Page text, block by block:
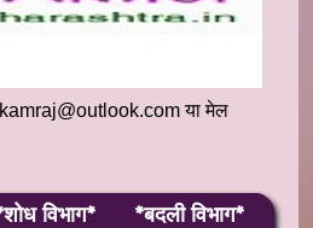
ckamraj@outlook.com या मेल
विभाग*
*बदली विभाग*